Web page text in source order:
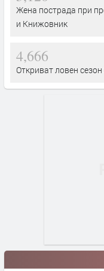
Жена пострада при
и Книжовник
4,666
Откриват ловен